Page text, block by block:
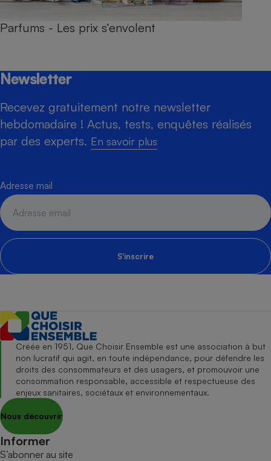
Parfums - Les prix s’envolent
Newsletter
Recevez gratuitement notre newsletter
hebdomadaire ! Actus, tests, enquêtes réalisés
par des experts. En savoir plus
Adresse mail
S'inscrire
Créée en 1951, Que Choisir Ensemble est une association à but
non lucratif qui agit, en toute indépendance, pour défendre les
droits des consommateurs et des usagers, et promouvoir une
consommation responsable, accessible et respectueuse des
enjeux sanitaires, sociétaux et environnementaux.
Nous découvrir
Informer
S’abonner au site